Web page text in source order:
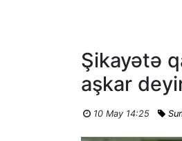
Şikayətə
aşkar
10 May 14:25